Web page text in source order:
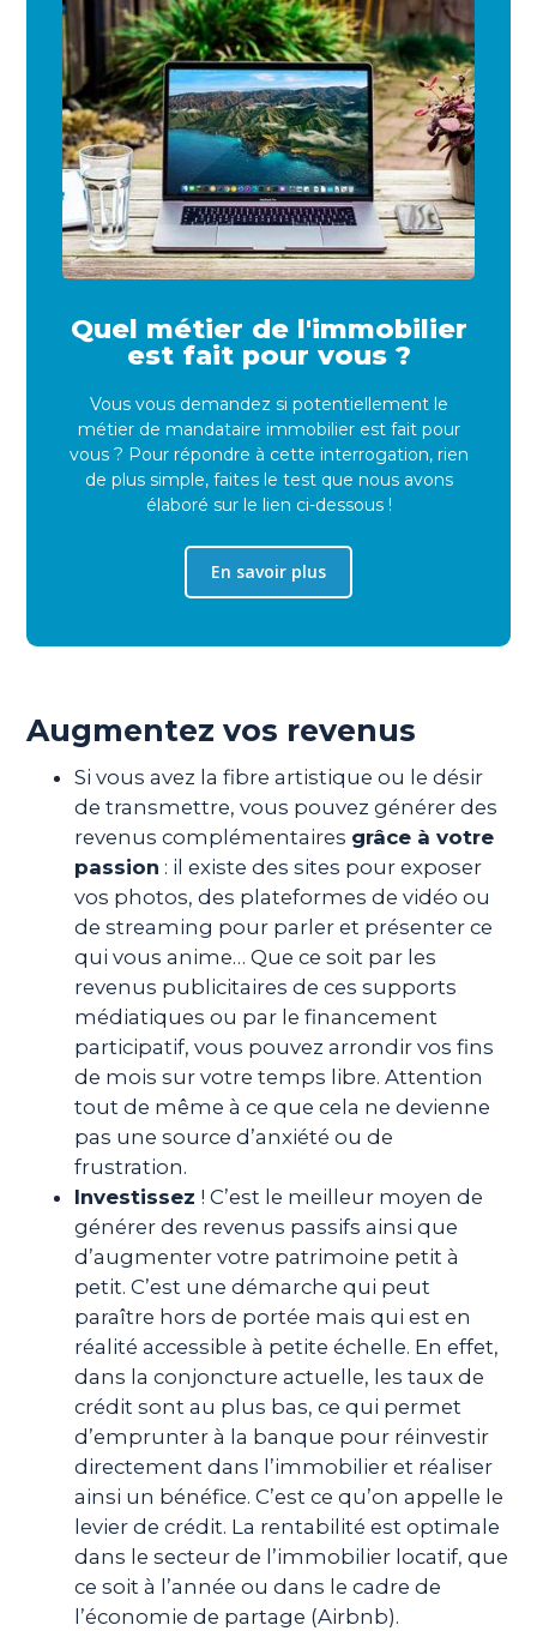
Quel métier de l'immobilier
est fait pour vous ?
Vous vous demandez si potentiellement le
métier de mandataire immobilier est fait pour
vous ? Pour répondre à cette interrogation, rien
de plus simple, faites le test que nous avons
élaboré sur le lien ci-dessous !
En savoir plus
Augmentez vos revenus
Si vous avez la fibre artistique ou le désir
de transmettre, vous pouvez générer des
revenus complémentaires grâce à votre
passion : il existe des sites pour exposer
vos photos, des plateformes de vidéo ou
de streaming pour parler et présenter ce
qui vous anime… Que ce soit par les
revenus publicitaires de ces supports
médiatiques ou par le financement
participatif, vous pouvez arrondir vos fins
de mois sur votre temps libre. Attention
tout de même à ce que cela ne devienne
pas une source d’anxiété ou de
frustration.
Investissez! C’est le meilleur moyen de
générer des revenus passifs ainsi que
d’augmenter votre patrimoine petit à
petit. C’est une démarche qui peut
paraître hors de portée mais qui est en
réalité accessible à petite échelle. En effet,
dans la conjoncture actuelle, les taux de
crédit sont au plus bas, ce qui permet
d’emprunter à la banque pour réinvestir
directement dans l’immobilier et réaliser
ainsi un bénéfice. C’est ce qu’on appelle le
levier de crédit. La rentabilité est optimale
dans le secteur de l’immobilier locatif, que
ce soit à l’année ou dans le cadre de
l’économie de partage (Airbnb).